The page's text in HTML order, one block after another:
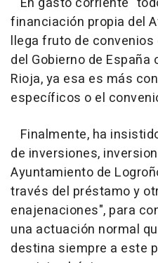
financiación propia del
llega fruto de
del Gobierno de España
Rioja, ya esa es más
específicos o el
Finalmente, ha
de inversiones,
Ayuntamiento de
través del préstamo y
enajenaciones", para
una actuación normal
destina siempre a este